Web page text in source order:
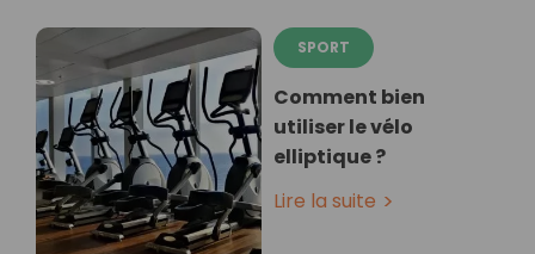
SPORT
Comment bien
utiliser le vélo
elliptique ?
Lire la suite